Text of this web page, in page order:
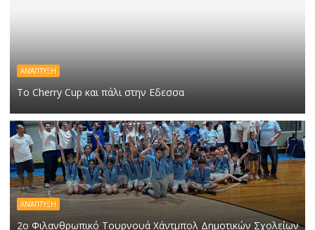
ΑΝΆΠΤΥΞΗ
Το Cherry Cup και πάλι στην Εδεσσα
ΑΝΆΠΤΥΞΗ
2ο Φιλανθρωπικό Τουρνουά Χάντμπολ Δημοτικών Σχολείων